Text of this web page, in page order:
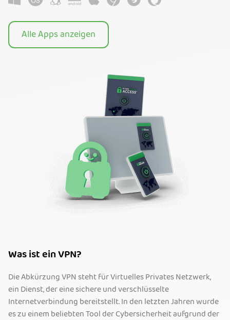
Alle Apps anzeigen
Was ist ein VPN?
Die Abkürzung VPN steht für Virtuelles Privates Netzwerk,
ein Dienst, der eine sichere und verschlüsselte
Internetverbindung bereitstellt. In den letzten Jahren wurde
es zu einem beliebten Tool der Cybersicherheit aufgrund der